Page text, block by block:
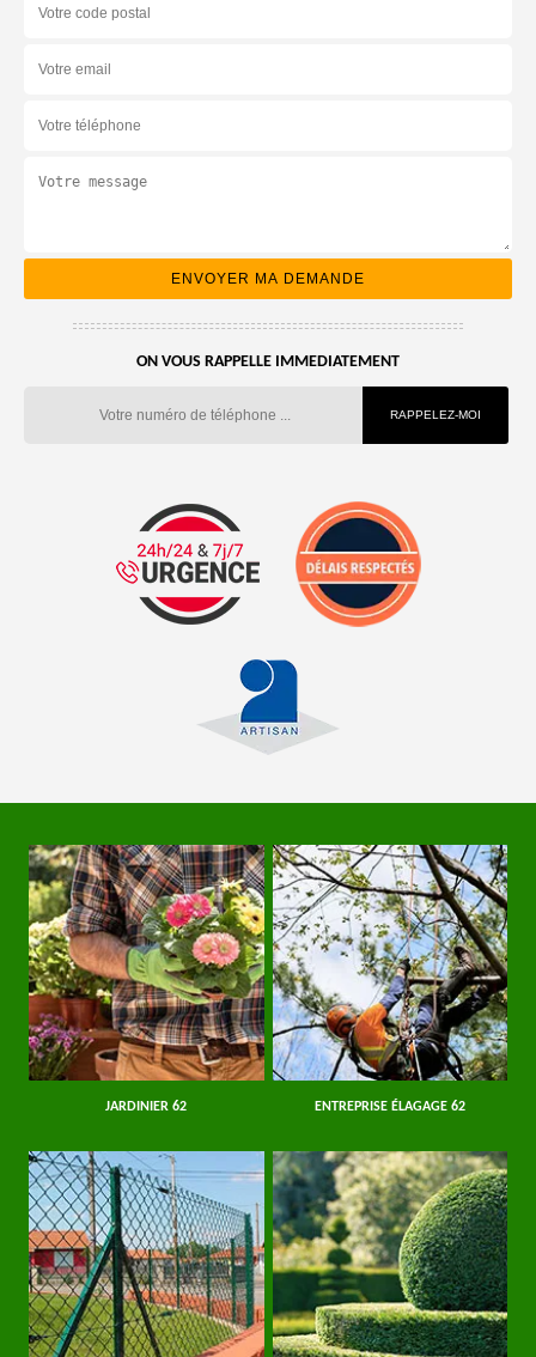
ON VOUS RAPPELLE IMMEDIATEMENT
JARDINIER 62 ENTREPRISE ÉLAGAGE 62